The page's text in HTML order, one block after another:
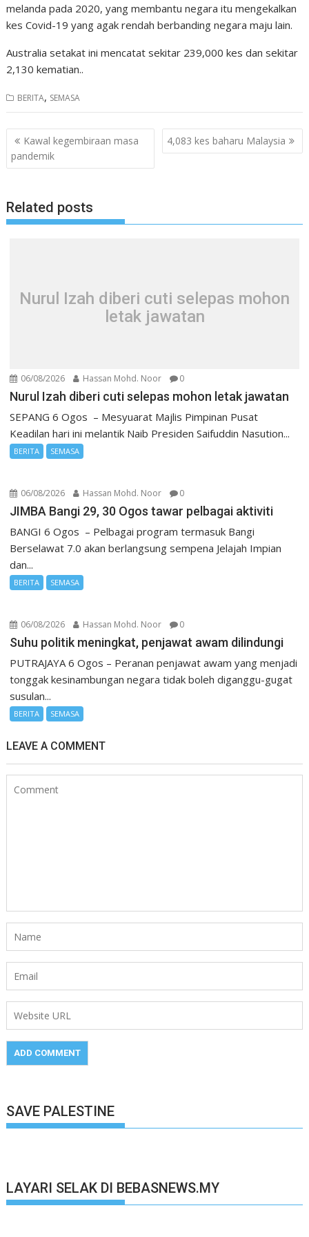
melanda pada 2020, yang membantu negara itu mengekalkan
kes Covid-19 yang agak rendah berbanding negara maju lain.
Australia setakat ini mencatat sekitar 239,000 kes dan sekitar
2,130 kematian..
BERITA, SEMASA
Post
navigation
Kawal kegembiraan masa
pandemik
4,083 kes baharu Malaysia
Related posts
Nurul Izah diberi cuti selepas mohon
letak jawatan
06/08/2026 Hassan Mohd. Noor 0
Nurul Izah diberi cuti selepas mohon letak jawatan
SEPANG 6 Ogos – Mesyuarat Majlis Pimpinan Pusat
Keadilan hari ini melantik Naib Presiden Saifuddin Nasution...
BERITA SEMASA
06/08/2026 Hassan Mohd. Noor 0
JIMBA Bangi 29, 30 Ogos tawar pelbagai aktiviti
BANGI 6 Ogos – Pelbagai program termasuk Bangi
Berselawat 7.0 akan berlangsung sempena Jelajah Impian
dan...
BERITA SEMASA
06/08/2026 Hassan Mohd. Noor 0
Suhu politik meningkat, penjawat awam dilindungi
PUTRAJAYA 6 Ogos – Peranan penjawat awam yang menjadi
tonggak kesinambungan negara tidak boleh diganggu-gugat
susulan...
BERITA SEMASA
LEAVE A COMMENT
SAVE PALESTINE
LAYARI SELAK DI BEBASNEWS.MY